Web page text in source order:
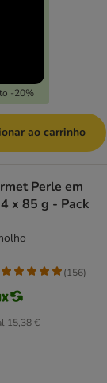
-20%
ao carrinho
Perle em
x 85 g - Pack
15,38 €
(156)